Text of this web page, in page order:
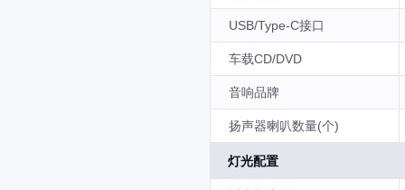
USB/Type-C接口
车载CD/DVD
音响品牌
扬声器喇叭数量(个)
灯光配置